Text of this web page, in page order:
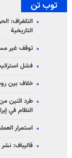
توب تن
التلغراف:
التاريخية
توقف غير
فشل
خلاف بين
طرد اثنين
النظام في
استمرار
قاليباف: نشر